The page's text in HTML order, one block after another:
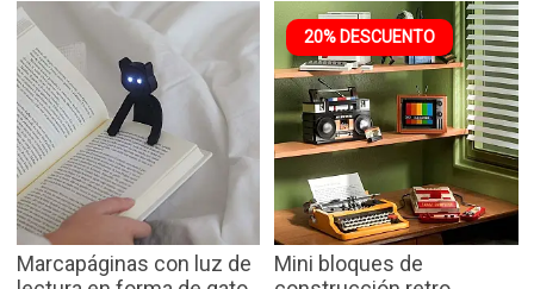
Marcapáginas con luz de
20% DESCUENTO
Mini bloques de